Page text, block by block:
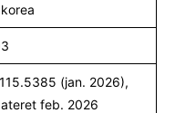
(jan. 2026),
feb. 2026